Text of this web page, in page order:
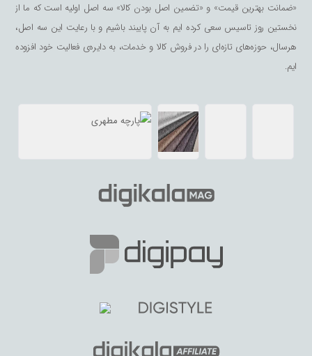
«ضمانت بهترین قیمت» و «تضمین اصل بودن کالا» سه اصل اولیه است که ما از
نخستین روز تاسیس سعی کرده ایم به آن پایبند باشیم و با رعایت این سه اصل،
هرسال، حوزه‌های تازه‌ای را در فروش کالا و خدمات، به دایره‌ی فعالیت خود افزوده
ایم.